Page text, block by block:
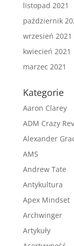
listopad 2021
październik
wrzesień 2021
kwiecień 2021
marzec 2021
Kategorie
Aaron Clarey
ADM Crazy
Alexander
AMS
Andrew Tate
Antykultura
Apex Mindset
Archwinger
Artykuły